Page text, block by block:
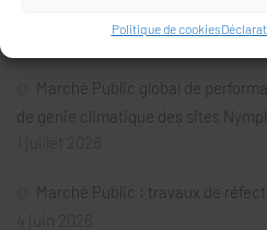
Politique de cookies
Marché Public global de
de génie climatique des sites
Marché Public : travaux de